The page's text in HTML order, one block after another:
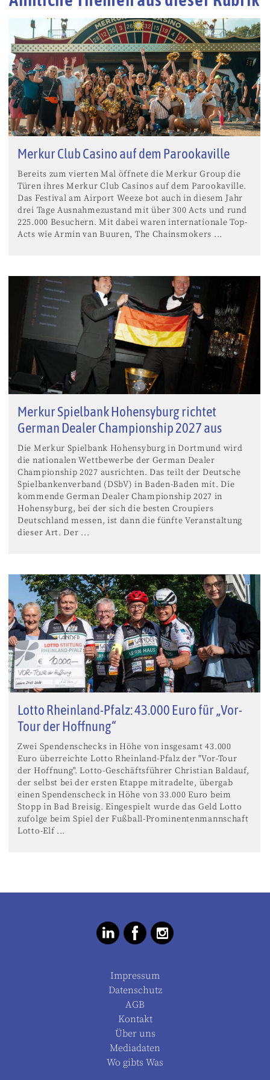
Merkur Club Casino auf dem Parookaville
Bereits zum vierten Mal öffnete die Merkur Group die
Türen ihres Merkur Club Casinos auf dem Parookaville.
Das Festival am Airport Weeze bot auch in diesem Jahr
drei Tage Ausnahmezustand mit über 300 Acts und rund
225.000 Besuchern. Mit dabei waren internationale Top-
Acts wie Armin van Buuren, The Chainsmokers ...
Merkur Spielbank Hohensyburg richtet
German Dealer Championship 2027 aus
Die Merkur Spielbank Hohensyburg in Dortmund wird
die nationalen Wettbewerbe der German Dealer
Championship 2027 ausrichten. Das teilt der Deutsche
Spielbankenverband (DSbV) in Baden-Baden mit. Die
kommende German Dealer Championship 2027 in
Hohensyburg, bei der sich die besten Croupiers
Deutschland messen, ist dann die fünfte Veranstaltung
dieser Art. Der ...
Lotto Rheinland-Pfalz: 43.000 Euro für „Vor-
Tour der Hoffnung“
Zwei Spendenschecks in Höhe von insgesamt 43.000
Euro überreichte Lotto Rheinland-Pfalz der "Vor-Tour
der Hoffnung". Lotto-Geschäftsführer Christian Baldauf,
der selbst bei der ersten Etappe mitradelte, übergab
einen Spendenscheck in Höhe von 33.000 Euro beim
Stopp in Bad Breisig. Eingespielt wurde das Geld Lotto
zufolge beim Spiel der Fußball-Prominentenmannschaft
Lotto-Elf ...
Impressum
Datenschutz
AGB
Kontakt
Über uns
Mediadaten
Wo gibts Was